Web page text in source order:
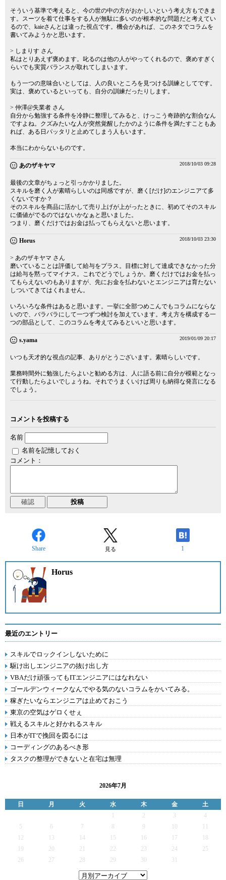
そういう基準で考えると、今の世の中の方がおかしいという考え方もできま
す。スーツを着て仕事をする人が無駄に多いのが根本的な問題だと考えてい
るので、kaieさんとは違った視点です。機会があれば、このネタでコラムを
書いてみようかと思います。
> しまりす さん
私はとりあえず褒めます。叱るのは他の人がやってくれるので、褒めすぎく
らいでも実質バランスが取れてしまいます。
もう一つの意味合いとしては、人の良いところを見つける訓練としてです。
実は、褒めているといっても、自分の訓練だったりします。
> 仲澤@失業者 さん
自分から勉強する条件を冷静に整理してみると、けっこう奇跡的な割合なん
ですよね。クズみたいな人が突然覚醒したかのように条件を満たすこともあ
れば、ある日パッタリと止めてしまう人もいます。
本当にわからないものです。
あのザキヤマ 2018/10/03 09:28
最後の文章がちょっと引っかかりました。
スキルを磨く人が素晴らしいのは同感ですが、磨く[だけ]のエンジニアて多
くないですか？
そのスキルを商品に活かして売り上げが上がったときに、初めてそのスキル
に価値がでるのではないかなぁと思いました。
つまり、磨くだけではお金は払ってもらえないと思います。
Horus 2018/10/03 23:30
> あのザキヤマ さん
磨いていることは評価して給与をプラス。目標に対して達成できなかった分
は給与を黙ってマイナス。これでどうでしょうか。磨くだけではお金を払っ
てもらえないのもありますが、先にお金を払わないとエンジニアは育たない
しついてきてはくれません。
いろいろな条件はあると思います。一挙に全部つめこんでもコラムにならな
いので、バラバラにして一つずつ検討を加えています。考え方を構成する一
つの部品として、このコラムを考えてみるといいと思います。
s.yama 2019/01/09 20:17
いつも天才的な視点の記事、ありがとうございます。素晴らしいです。
業務時間外に勉強したらよいと勧める方は、人に語る前に自分が模範となっ
て行動したらよいでしょうね。それでうまくいけば周りも納得な発言になる
でしょう。
コメントを投稿する
名前
名前を記憶しておく
コメント：
Share 見る 1
Horus
最近のエントリー
スキルでロックインしないために
駆け出しエンジニアの抜け出し方
VBAだけ頑張ってもITエンジニアにはなれない
ゴールデンウィークなんでやる気のないコラムをかいてみる。
稼ぎたいならエンジニアは止めておこう
東京の空気はゲロくせぇ
戦えるスキルと好かれるスキル
日本がITで挽回を図るには
コーディングのあるべき形
タスクの整理ができないと在宅は無理
2026年7月
日 月 火 水 木 金
土
2 3
4
5
6 7 9
12
13 14 15 16 17
19
20 21 22 23 24
25
26
27 28 29 30 31